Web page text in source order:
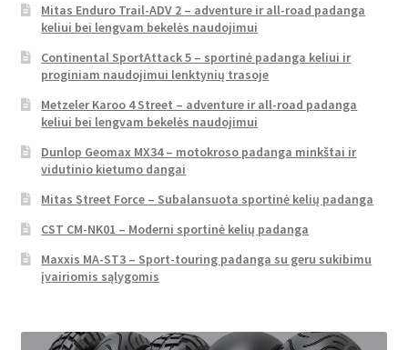
Mitas Enduro Trail-ADV 2 – adventure ir all-road padanga
keliui bei lengvam bekelės naudojimui
Continental SportAttack 5 – sportinė padanga keliui ir
proginiam naudojimui lenktynių trasoje
Metzeler Karoo 4 Street – adventure ir all-road padanga
keliui bei lengvam bekelės naudojimui
Dunlop Geomax MX34 – motokroso padanga minkštai ir
vidutinio kietumo dangai
Mitas Street Force – Subalansuota sportinė kelių padanga
CST CM-NK01 – Moderni sportinė kelių padanga
Maxxis MA-ST3 – Sport-touring padanga su geru sukibimu
įvairiomis sąlygomis